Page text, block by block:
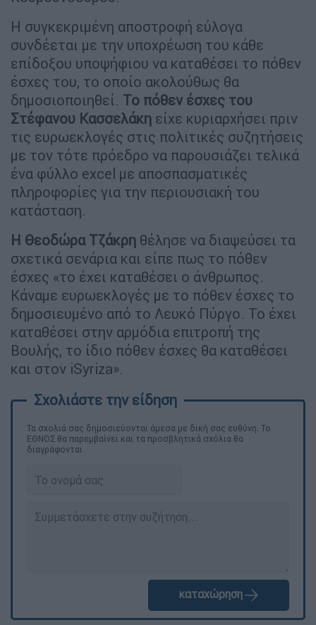
Η συγκεκριμένη αποστροφή εύλογα
συνδέεται με την υποχρέωση του κάθε
επίδοξου υποψήφιου να καταθέσει το πόθεν
έσχες του, το οποίο ακολούθως θα
δημοσιοποιηθεί. Το πόθεν έσχες του
Στέφανου Κασσελάκη είχε κυριαρχήσει πριν
τις ευρωεκλογές στις πολιτικές συζητήσεις
με τον τότε πρόεδρο να παρουσιάζει τελικά
ένα φύλλο excel με αποσπασματικές
πληροφορίες για την περιουσιακή του
κατάσταση.
Η Θεοδώρα Τζάκρη θέλησε να διαψεύσει τα
σχετικά σενάρια και είπε πως το πόθεν
έσχες «το έχει καταθέσει ο άνθρωπος.
Κάναμε ευρωεκλογές με το πόθεν έσχες το
δημοσιευμένο από το Λευκό Πύργο. Το έχει
καταθέσει στην αρμόδια επιτροπή της
Βουλής, το ίδιο πόθεν έσχες θα καταθέσει
και στον iSyriza».
Τα σχολιά σας δημοσιεύονται άμεσα με δική σας ευθύνη. Το
ΕΘΝΟΣ θα παρεμβαίνει και τα προσβλητικά σχόλια θα
διαγράφονται
καταχώρηση